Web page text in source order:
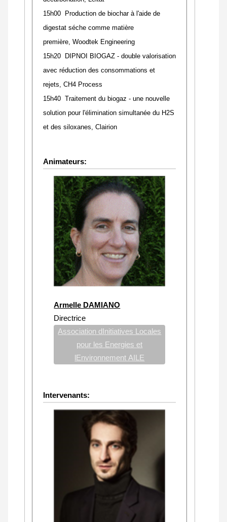
15h00 Production de biochar à l'aide de
digestat séche comme matière
première, Woodtek Engineering
15h20 DIPNOI BIOGAZ - double valorisation
avec réduction des consommations et
rejets,CH4 Process
15h40 Traitement du biogaz - une nouvelle
solution pour l'élimination simultanée du H2S
et des siloxanes, Clairion
Animateurs:
Armelle DAMIANO
Directrice
Association dInitiatives Locales
pour les Energies et
lEnvironnement AILE
Intervenants: